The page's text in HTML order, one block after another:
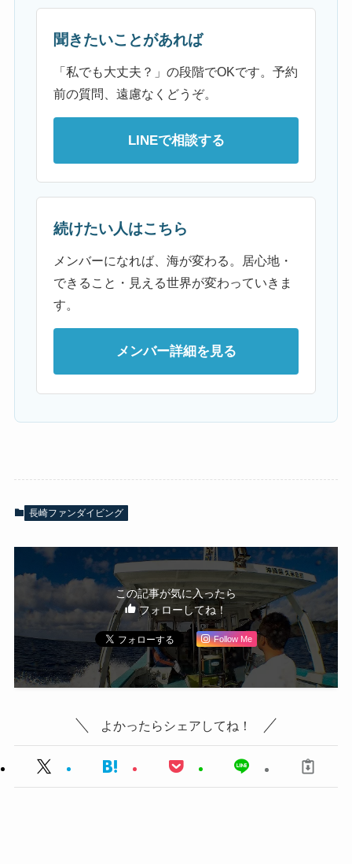
聞きたいことがあれば
「私でも大丈夫？」の段階でOKです。予約
前の質問、遠慮なくどうぞ。
LINEで相談する
続けたい人はこちら
メンバーになれば、海が変わる。居心地・
できること・見える世界が変わっていきま
す。
メンバー詳細を見る
長崎ファンダイビング
この記事が気に入ったら
フォローしてね！
Follow Me
よかったらシェアしてね！